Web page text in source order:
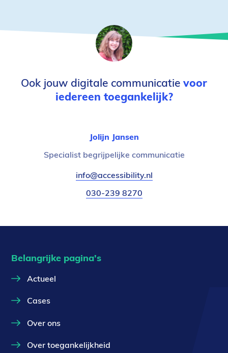
Ook jouw digitale communicatie voor
iedereen toegankelijk?
Jolijn Jansen
Functietitel:
Specialist begrijpelijke communicatie
E-
mail:
info@accessibility.nl
Telefoonnummer:
030-239 8270
Belangrijke pagina's
Actueel
Cases
Over ons
Over toegankelijkheid